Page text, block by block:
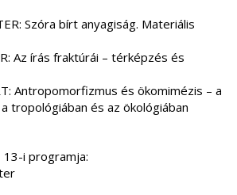
Szóra bírt anyagiság. Materiális
Az írás fraktúrái – térképzés és
Antropomorfizmus és ökomimézis – a
tropológiában és az ökológiában
13-i programja: